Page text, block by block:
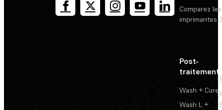
Comparez les
imprimantes
Post-
traitement
Wash + Cure
Wash L +